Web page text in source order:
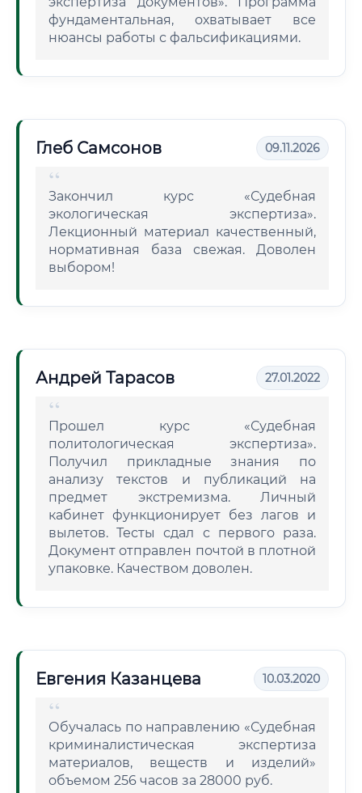
фундаментальная, охватывает все
нюансы работы с фальсификациями.
Глеб Самсонов 09.11.2026
Закончил курс «Судебная
экологическая экспертиза».
Лекционный материал качественный,
нормативная база свежая. Доволен
выбором!
Андрей Тарасов 27.01.2022
Прошел курс «Судебная
политологическая экспертиза».
Получил прикладные знания по
анализу текстов и публикаций на
предмет экстремизма. Личный
кабинет функционирует без лагов и
вылетов. Тесты сдал с первого раза.
Документ отправлен почтой в плотной
упаковке. Качеством доволен.
Евгения Казанцева 10.03.2020
Обучалась по направлению «Судебная
криминалистическая экспертиза
материалов, веществ и изделий»
объемом 256 часов за 28000 руб.